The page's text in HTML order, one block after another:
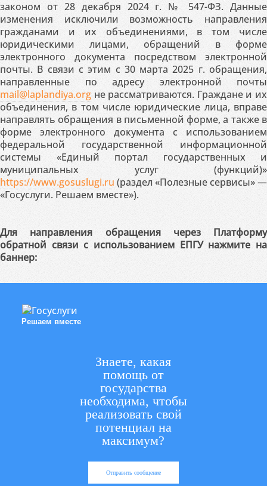
законом от 28 декабря 2024 г. № 547-ФЗ. Данные
изменения исключили возможность направления
гражданами и их объединениями, в том числе
юридическими лицами, обращений в форме
электронного документа посредством электронной
почты. В связи с этим с 30 марта 2025 г. обращения,
направленные по адресу электронной почты
mail@laplandiya.org не рассматриваются. Граждане и их
объединения, в том числе юридические лица, вправе
направлять обращения в письменной форме, а также в
форме электронного документа с использованием
федеральной государственной информационной
системы «Единый портал государственных и
муниципальных услуг (функций)»
https://www.gosuslugi.ru (раздел «Полезные сервисы» —
«Госуслуги. Решаем вместе»).
Для направления обращения через Платформу
обратной связи с использованием ЕПГУ нажмите на
баннер:
Решаем вместе
Знаете, какая
помощь от
государства
необходима, чтобы
реализовать свой
потенциал на
максимум?
Отправить сообщение